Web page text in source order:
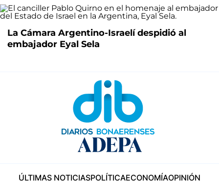
La Cámara Argentino-Israelí despidió al
embajador Eyal Sela
ÚLTIMAS NOTICIASPOLÍTICAECONOMÍAOPINIÓN